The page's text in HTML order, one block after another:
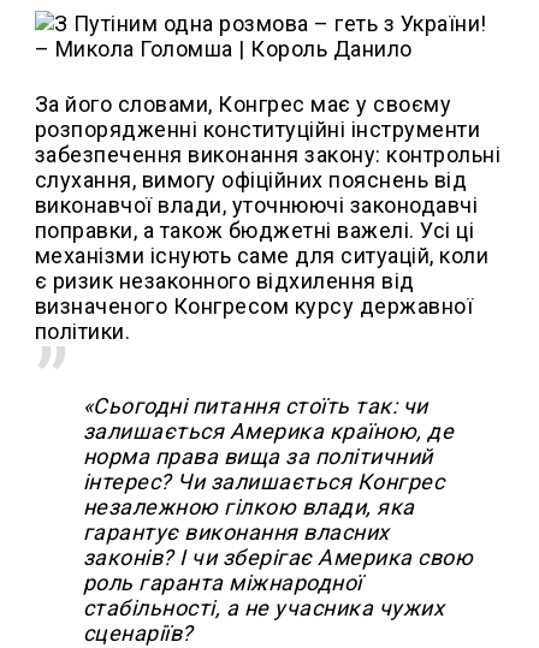
За його словами, Конгрес має у своєму
розпорядженні конституційні інструменти
забезпечення виконання закону: контрольні
слухання, вимогу офіційних пояснень від
виконавчої влади, уточнюючі законодавчі
поправки, а також бюджетні важелі. Усі ці
механізми існують саме для ситуацій, коли
є ризик незаконного відхилення від
визначеного Конгресом курсу державної
політики.
«Сьогодні питання стоїть так: чи
залишається Америка країною, де
норма права вища за політичний
інтерес? Чи залишається Конгрес
незалежною гілкою влади, яка
гарантує виконання власних
законів? І чи зберігає Америка свою
роль гаранта міжнародної
стабільності, а не учасника чужих
сценаріїв?